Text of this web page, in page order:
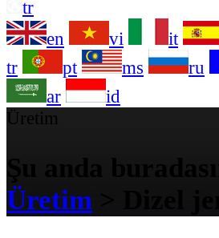
tr
en
vi it
tr
pt ms ru
ar
id
Üretim
Üretim